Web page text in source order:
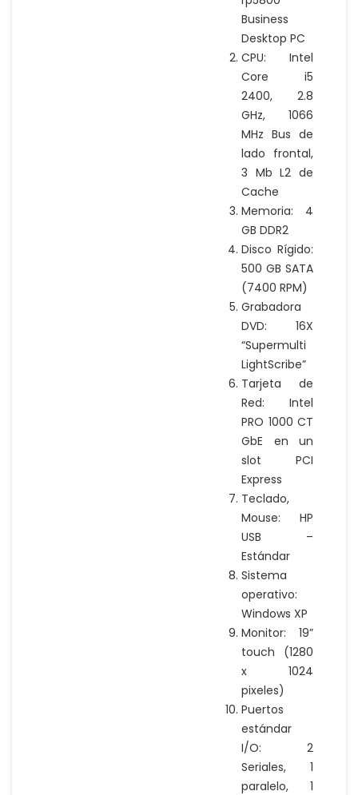
Business
Desktop PC
CPU: Intel
Core i5
2400, 2.8
GHz, 1066
MHz Bus de
lado frontal,
3 Mb L2 de
Cache
Memoria: 4
GB DDR2
Disco Rígido:
500 GB SATA
(7400 RPM)
Grabadora
DVD: 16X
“Supermulti
LightScribe”
Tarjeta de
Red: Intel
PRO 1000 CT
GbE en un
slot PCI
Express
Teclado,
Mouse: HP
USB –
Estándar
Sistema
operativo:
Windows XP
Monitor: 19”
touch (1280
x 1024
pixeles)
Puertos
estándar
I/O: 2
Seriales, 1
paralelo, 1